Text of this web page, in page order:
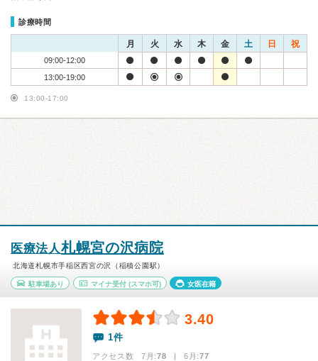
診療時間
月 火 水 木 金 土 日 祝
09:00-12:00
13:00-19:00
13:00-17:00
医療法人札幌宮の沢病院
北海道札幌市手稲区西宮の沢（稲積公園駅）
駐車場あり マイナ受付(スマホ可) 女医在籍
3.40
1件
アクセス数 7月:78 | 6月:77